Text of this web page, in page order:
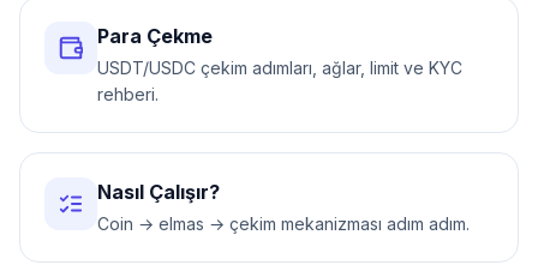
Para Çekme
USDT/USDC çekim adımları, ağlar, limit ve KYC
rehberi.
Nasıl Çalışır?
Coin → elmas → çekim mekanizması adım adım.